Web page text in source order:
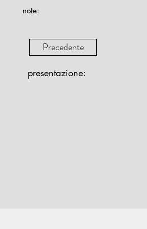
note:
Precedente
presentazione: